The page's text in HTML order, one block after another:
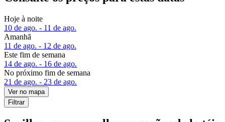
Hoje à noite
10 de ago. - 11 de ago.
Amanhã
11 de ago. - 12 de ago.
Este fim de semana
14 de ago. - 16 de ago.
No próximo fim de semana
21 de ago. - 23 de ago.
Ver no mapa
Filtrar